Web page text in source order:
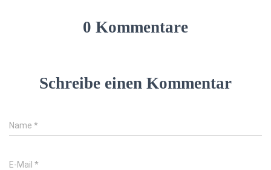
0 Kommentare
Schreibe einen Kommentar
Name *
E-Mail *